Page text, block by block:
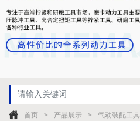
首页 产品展示 气动装配工具